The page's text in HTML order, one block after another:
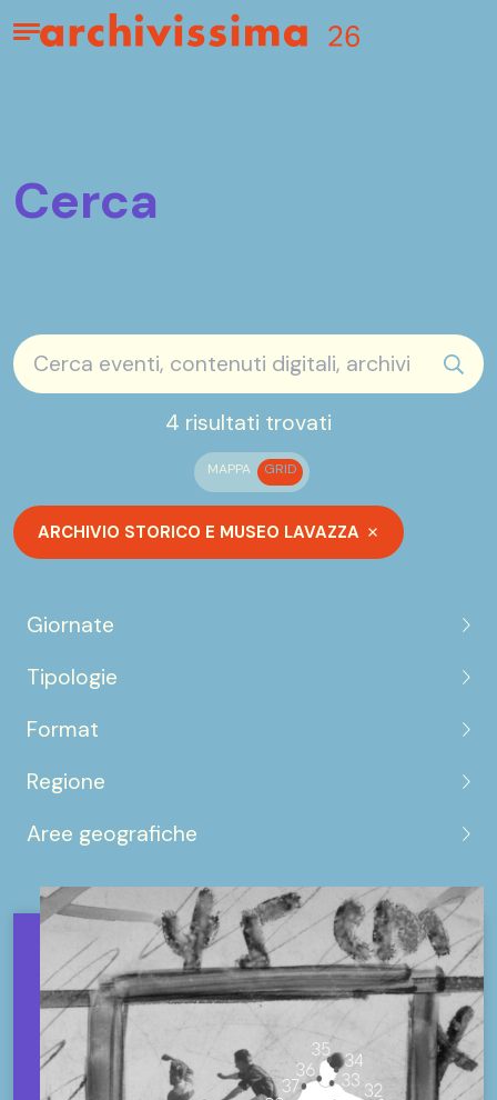
Home page
Apri il menu
Cerca
4 risultati trovati
MAPPA GRID
ARCHIVIO STORICO E MUSEO LAVAZZA
Giornate
Tipologie
Format
Regione
Aree geografiche